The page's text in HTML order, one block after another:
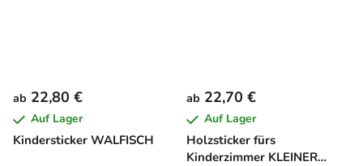
Kindersticker WALFISCH
ab 22,80 €
Auf Lager
Holzsticker fürs
Kinderzimmer KLEINER
ab 22,70 €
Auf Lager